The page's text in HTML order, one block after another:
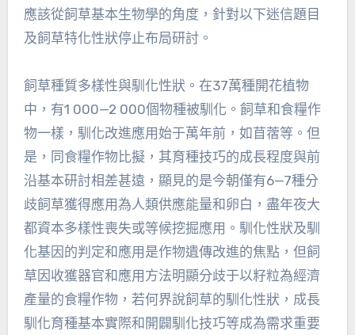
應該從飼草基本生物學的角度，針對以下迷信題目
及飼草特化性狀停止布局研討。
飼草種質多樣性與馴化性狀。在37萬種開花植物
中，有1 000—2 000個物種被馴化。飼草和食糧作
物一樣，馴化改進應用始于萬年前，如苜蓿等。但
是，同食糧作物比擬，其育種技巧的成長程度與前
沿基本研討相差甚遠，顯見的是今朝僅有6—7種分
歧飼草獲得應用為人類供應能量和卵白，盡年夜大
都資本多樣性喪失或等候挖掘應用。馴化性狀及馴
化基因的判定和應用是作物遺傳改進的焦點，但飼
草因收獲器官和應用方法明顯分歧于以籽粒為經濟
產量的食糧作物，若何界說飼草的馴化性狀，成長
馴化育種基本實際和開闢馴化技巧等成為需求重要